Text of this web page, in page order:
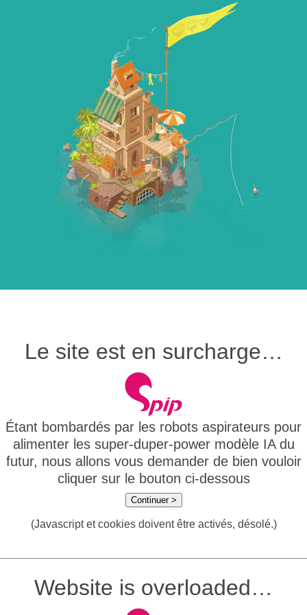
Le site est en surcharge…
Étant bombardés par les robots aspirateurs pour
alimenter les super-duper-power modèle IA du
futur, nous allons vous demander de bien vouloir
cliquer sur le bouton ci-dessous
Continuer >
(Javascript et cookies doivent être activés, désolé.)
Website is overloaded…